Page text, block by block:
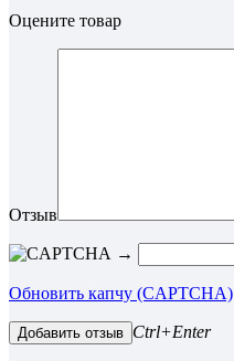
Оцените товар
Отзыв
→
Обновить капчу (CAPTCHA)
Добавить отзыв Ctrl+Enter